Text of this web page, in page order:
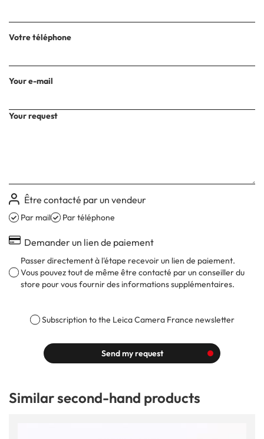
Votre téléphone
Your e-mail
Your request
Être contacté par un vendeur
Par mail Par téléphone
Demander un lien de paiement
Passer directement à l'étape recevoir un lien de paiement.
Vous pouvez tout de même être contacté par un conseiller du
store pour vous fournir des informations supplémentaires.
Subscription to the Leica Camera France newsletter
Send my request
Similar second-hand products